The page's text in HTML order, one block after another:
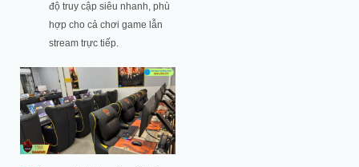
độ truy cập siêu nhanh, phù
hợp cho cả chơi game lẫn
stream trực tiếp.